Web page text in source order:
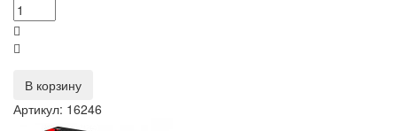
В корзину
Артикул: 16246